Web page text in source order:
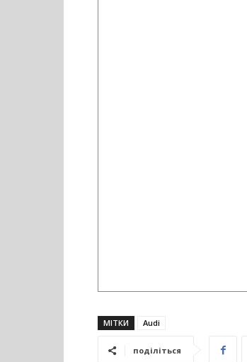
МІТКИ Audi
поділіться